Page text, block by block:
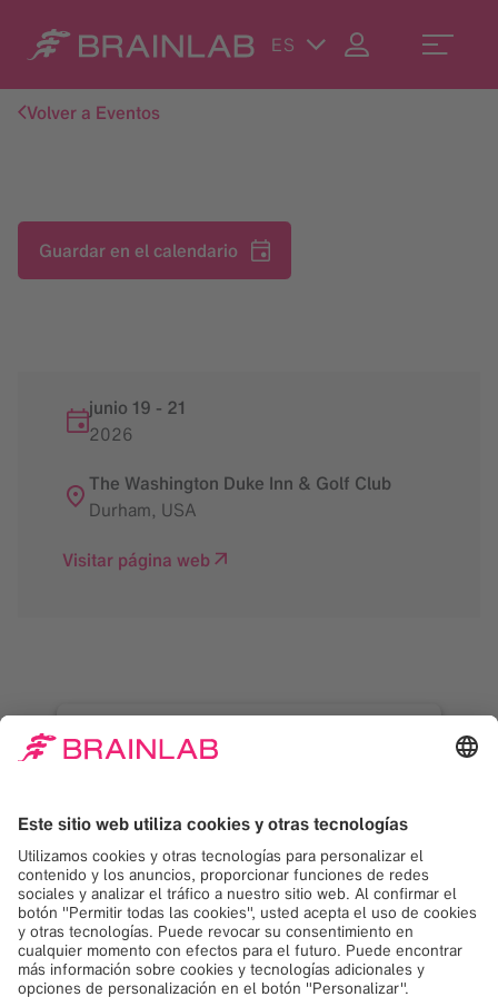
ES
Volver a Eventos
Guardar en el calendario
junio 19 - 21
2026
The Washington Duke Inn & Golf Club
Durham, USA
Visitar página web
¡Necesitamos su
consentimiento para
Google Maps!
Usamos Google Maps para incrustar
contenido que puede recopilar datos sobre
su actividad. Por favor revise los detalles y
acepte el servicio para ver este contenido.